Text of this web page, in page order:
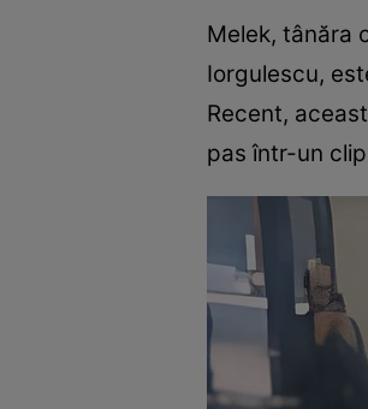
Melek, tânăra
Iorgulescu,
Recent,
pas într-un